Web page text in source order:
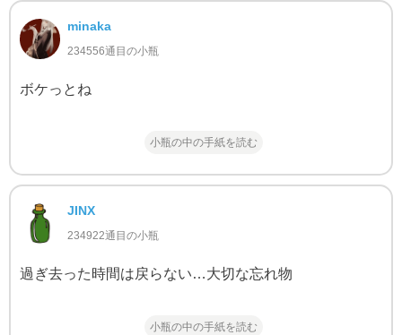
minaka
234556通目の小瓶
ボケっとね
小瓶の中の手紙を読む
JINX
234922通目の小瓶
過ぎ去った時間は戻らない…大切な忘れ物
小瓶の中の手紙を読む